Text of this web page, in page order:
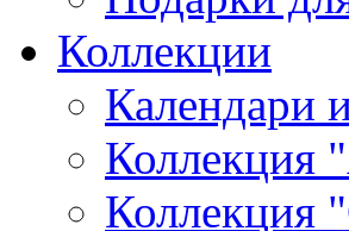
Коллекции
Календари
Коллекция
Коллекция